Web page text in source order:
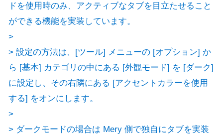
ドを使用時のみ、アクティブなタブを目立たせること
ができる機能を実装しています。
>
> 設定の方法は、[ツール] メニューの [オプション] か
ら [基本] カテゴリの中にある [外観モード] を [ダーク]
に設定し、その右隣にある [アクセントカラーを使用
する] をオンにします。
>
> ダークモードの場合は Mery 側で独自にタブを実装